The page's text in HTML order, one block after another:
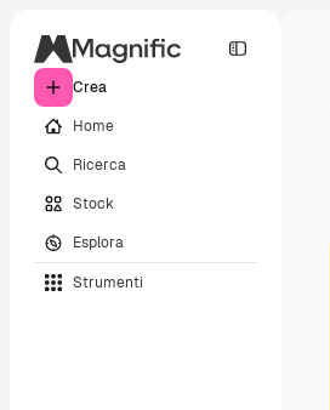
Crea
Home
Ricerca
Stock
Esplora
Strumenti